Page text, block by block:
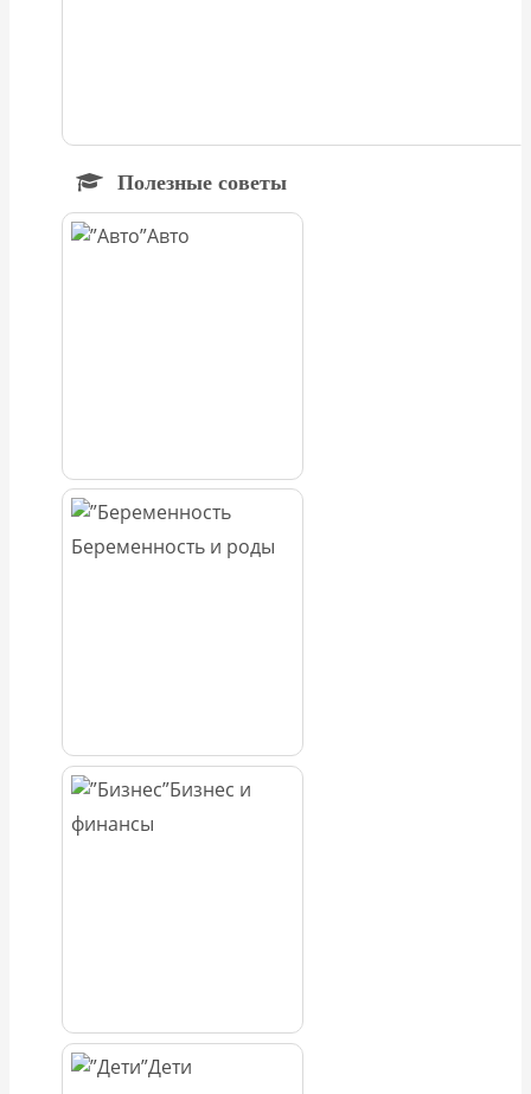
Полезные советы
Авто
Беременность и роды
Бизнес и
финансы
Дети